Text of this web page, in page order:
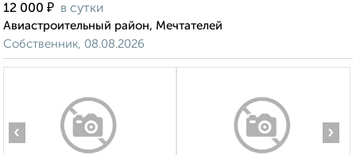
12 000 ₽ в сутки
Авиастроительный район, Мечтателей
Собственник, 08.08.2026
‹ ›